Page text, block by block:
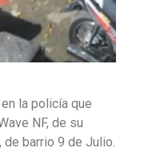
la policía que
NF, de su
barrio 9 de Julio.